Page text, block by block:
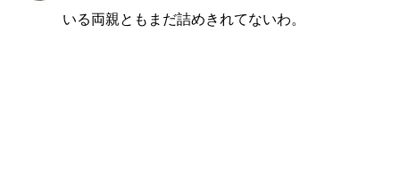
いる両親ともまだ詰めきれてないわ。